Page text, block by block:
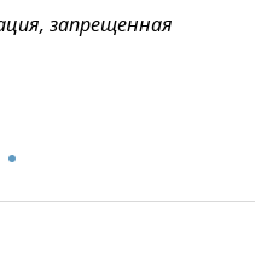
запрещенная